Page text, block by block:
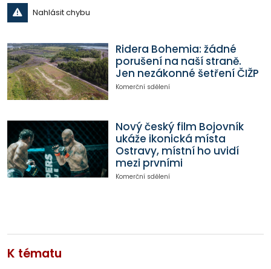
Nahlásit chybu
Ridera Bohemia: žádné
porušení na naší straně.
Jen nezákonné šetření ČIŽP
Komerční sdělení
Nový český film Bojovník
ukáže ikonická místa
Ostravy, místní ho uvidí
mezi prvními
Komerční sdělení
K tématu